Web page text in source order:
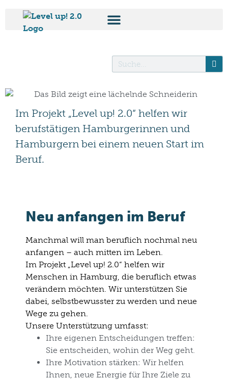
Im Projekt „Level up! 2.0“ helfen wir
berufstätigen Hamburgerinnen und
Hamburgern bei einem neuen Start im
Beruf.
Neu anfangen im Beruf
Manchmal will man beruflich nochmal neu
anfangen – auch mitten im Leben.
Im Projekt „Level up! 2.0“ helfen wir
Menschen in Hamburg, die beruflich etwas
verändern möchten. Wir unterstützen Sie
dabei, selbstbewussterzu werden und neue
Wege zu gehen.
Unsere Unterstützung umfasst:
Ihre eigenen Entscheidungen treffen:
Sie entscheiden, wohin der Weg geht.
Ihre Motivation stärken: Wir helfen
Ihnen, neue Energie für Ihre Ziele zu